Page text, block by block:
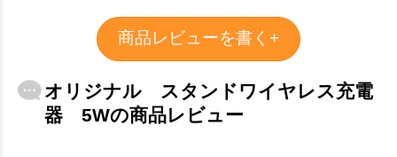
商品レビューを書く+
オリジナル スタンドワイヤレス充電
器 5Wの商品レビュー